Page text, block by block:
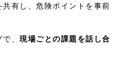
共有し、危険ポイントを事前
で、現場ごとの課題を話し合